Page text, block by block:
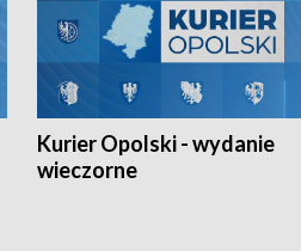
Kurier Opolski - wydanie
wieczorne